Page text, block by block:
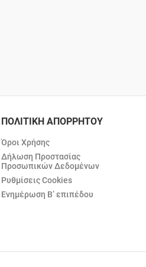
ΠΟΛΙΤΙΚΗ ΑΠΟΡΡΗΤΟΥ
Όροι Χρήσης
Δήλωση Προστασίας
Προσωπικών Δεδομένων
Ρυθμίσεις Cookies
Ενημέρωση Β’ επιπέδου